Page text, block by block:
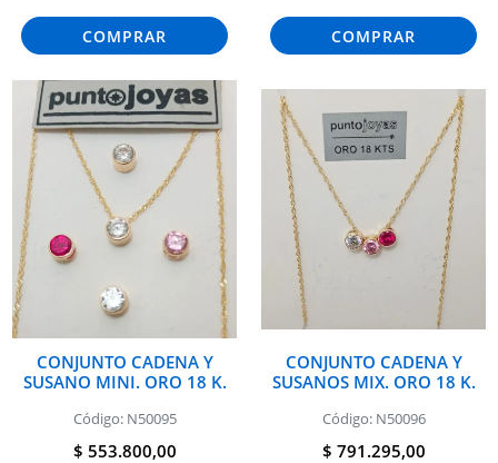
COMPRAR COMPRAR
CONJUNTO CADENA Y
SUSANO MINI. ORO 18 K.
Código: N50095
$ 553.800,00
CONJUNTO CADENA Y
SUSANOS MIX. ORO 18 K.
Código: N50096
$ 791.295,00